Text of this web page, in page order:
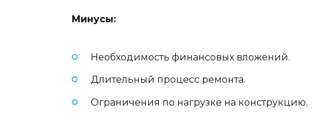
Минусы:
Необходимость финансовых вложений.
Длительный процесс ремонта.
Ограничения по нагрузке на конструкцию.